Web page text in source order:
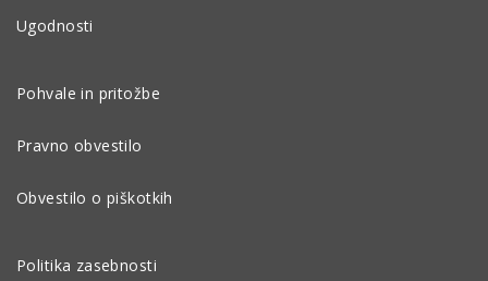
Ugodnosti
Pohvale in pritožbe
Pravno obvestilo
Obvestilo o piškotkih
Politika zasebnosti